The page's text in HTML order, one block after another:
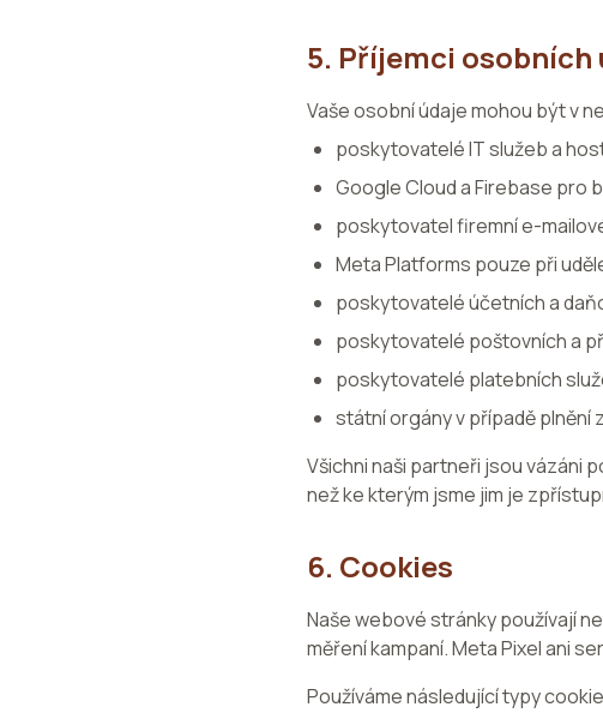
5. Příjemci osobních
Vaše osobní údaje mohou být v
poskytovatelé IT služeb a
Google Cloud a Firebase pro
poskytovatel firemní e-
Meta Platforms pouze při
poskytovatelé účetních a
poskytovatelé poštovních a
poskytovatelé platebních
státní orgány v případě plnění
Všichni naši partneři jsou vázáni
než ke kterým jsme jim je
6. Cookies
Naše webové stránky používají
měření kampaní. Meta Pixel ani
Používáme následující typy